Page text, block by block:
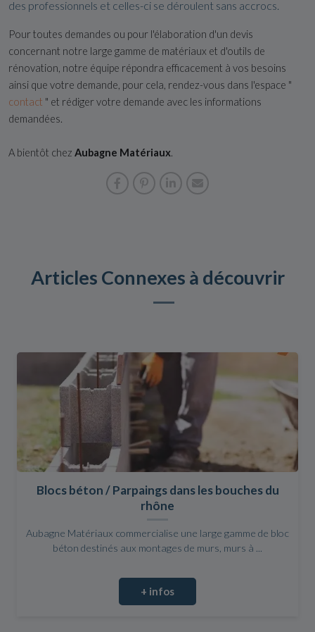
des professionnels et celles-ci se déroulent sans accrocs.
Pour toutes demandes ou pour l'élaboration d'un devis
concernant notre large gamme de matériaux et d'outils de
rénovation, notre équipe répondra efficacement à vos besoins
ainsi que votre demande, pour cela, rendez-vous dans l'espace "
contact " et rédiger votre demande avec les informations
demandées.
A bientôt chez Aubagne Matériaux.
Articles Connexes à découvrir
Blocs béton / Parpaings dans les bouches du
rhône
Aubagne Matériaux commercialise une large gamme de bloc
béton destinés aux montages de murs, murs à ...
+ infos